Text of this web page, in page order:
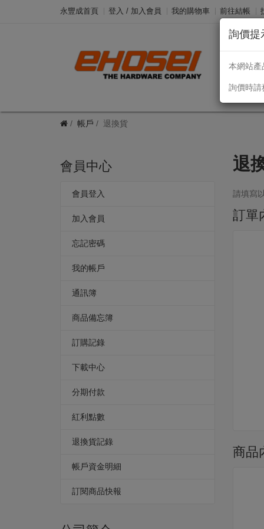
永豐成首頁 登入 / 加入會員 我的購物車 前往結帳
帳戶 退換貨
會員中心
會員登入
加入會員
忘記密碼
我的帳戶
通訊簿
商品備忘簿
訂購記錄
下載中心
分期付款
紅利點數
退換貨記錄
帳戶資金明細
訂閱商品快報
退
請填寫
訂單
商品
詢價提
本網站
詢價時